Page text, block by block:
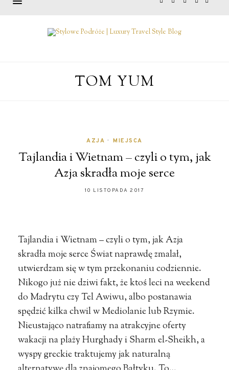
TOM YUM
AZJA • MIEJSCA
Tajlandia i Wietnam – czyli o tym, jak
Azja skradła moje serce
10 LISTOPADA 2017
Tajlandia i Wietnam – czyli o tym, jak Azja
skradła moje serce Świat naprawdę zmalał,
utwierdzam się w tym przekonaniu codziennie.
Nikogo już nie dziwi fakt, że ktoś leci na weekend
do Madrytu czy Tel Awiwu, albo postanawia
spędzić kilka chwil w Mediolanie lub Rzymie.
Nieustająco natrafiamy na atrakcyjne oferty
wakacji na plaży Hurghady i Sharm el-Sheikh, a
wyspy greckie traktujemy jak naturalną